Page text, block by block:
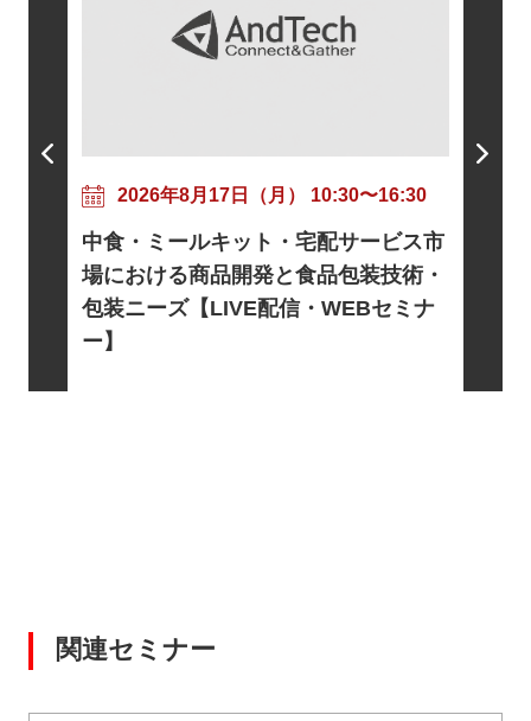
2026年8月17日（月） 10:30〜16:30
中食・ミールキット・宅配サービス市
場における商品開発と食品包装技術・
包装ニーズ【LIVE配信・WEBセミナ
ー】
関連セミナー